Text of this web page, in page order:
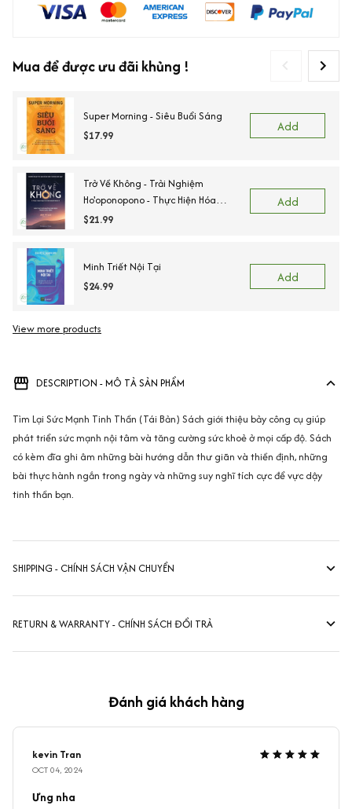
Mua để được ưu đãi khủng !
Super Morning - Siêu Buổi Sáng
$17.99
Add
Trở Về Không - Trải Nghiệm
Ho'oponopono - Thực Hiện Hóa
Những Phép Màu Trong Cuộc Sống
$21.99
Add
Minh Triết Nội Tại
$24.99
Add
View more products
DESCRIPTION - MÔ TẢ SẢN PHẨM
Tìm Lại Sức Mạnh Tinh Thần (Tái Bản) Sách giới thiệu bảy công cụ giúp
phát triển sức mạnh nội tâm và tăng cường sức khoẻ ở mọi cấp độ. Sách
có kèm đĩa ghi âm những bài hướng dẫn thư giãn và thiền định, những
bài thực hành ngắn trong ngày và những suy nghĩ tích cực để vực dậy
tinh thần bạn.
SHIPPING - CHÍNH SÁCH VẬN CHUYỂN
RETURN & WARRANTY - CHÍNH SÁCH ĐỔI TRẢ
Đánh giá khách hàng
kevin Tran
OCT 04, 2024
Ưng nha